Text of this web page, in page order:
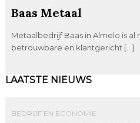
Baas Metaal
Metaalbedrijf Baas in Almelo is al
betrouwbare en klantgericht […]
LAATSTE NIEUWS
BEDRIJF EN ECONOMIE